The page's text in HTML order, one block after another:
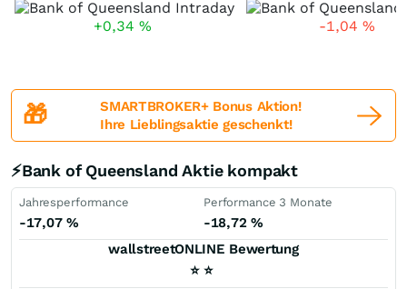
+0,34 % -1,04 %
🎁
SMARTBROKER+ Bonus Aktion!
Ihre Lieblingsaktie geschenkt!
⚡Bank of Queensland Aktie kompakt
Jahresperformance
-17,07 %
Performance 3 Monate
-18,72 %
wallstreetONLINE Bewertung
⭐ ⭐